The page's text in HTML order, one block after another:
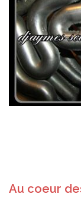
Au coeur